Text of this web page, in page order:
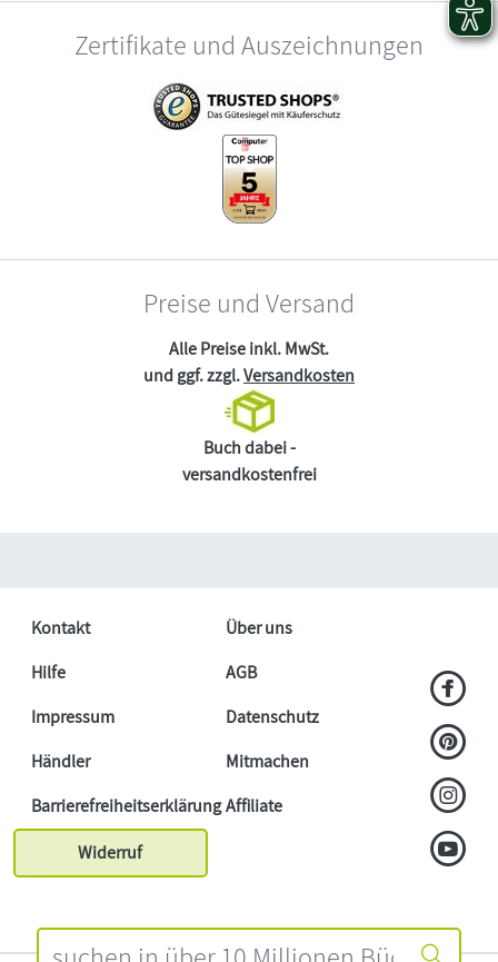
Zertifikate und Auszeichnungen
Preise und Versand
Alle Preise inkl. MwSt.
und ggf. zzgl.Versandkosten
Buch dabei -
versandkostenfrei
Kontakt
Über uns
Hilfe
AGB
Impressum
Datenschutz
Händler
Mitmachen
BarrierefreiheitserklärungAffiliate
Widerruf